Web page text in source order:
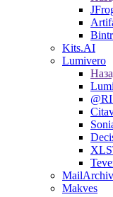
Kits.AI
Lumivero
Makves